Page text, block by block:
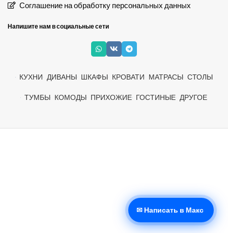
Соглашение на обработку персональных данных
Напишите нам в социальные сети
КУХНИ ДИВАНЫ ШКАФЫ КРОВАТИ МАТРАСЫ СТОЛЫ
ТУМБЫ КОМОДЫ ПРИХОЖИЕ ГОСТИНЫЕ ДРУГОЕ
✉ Написать в Макс